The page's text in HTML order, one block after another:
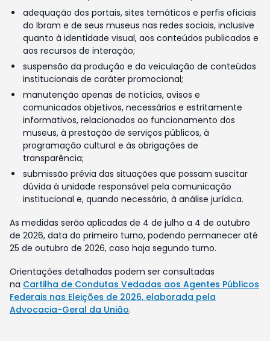
adequação dos portais, sites temáticos e perfis oficiais
do Ibram e de seus museus nas redes sociais, inclusive
quanto à identidade visual, aos conteúdos publicados e
aos recursos de interação;
suspensão da produção e da veiculação de conteúdos
institucionais de caráter promocional;
manutenção apenas de notícias, avisos e
comunicados objetivos, necessários e estritamente
informativos, relacionados ao funcionamento dos
museus, à prestação de serviços públicos, à
programação cultural e às obrigações de
transparência;
submissão prévia das situações que possam suscitar
dúvida à unidade responsável pela comunicação
institucional e, quando necessário, à análise jurídica.
As medidas serão aplicadas de 4 de julho a 4 de outubro
de 2026, data do primeiro turno, podendo permanecer até
25 de outubro de 2026, caso haja segundo turno.
Orientações detalhadas podem ser consultadas
na Cartilha de Condutas Vedadas aos Agentes Públicos
Federais nas Eleições de 2026, elaborada pela
Advocacia-Geral da União.